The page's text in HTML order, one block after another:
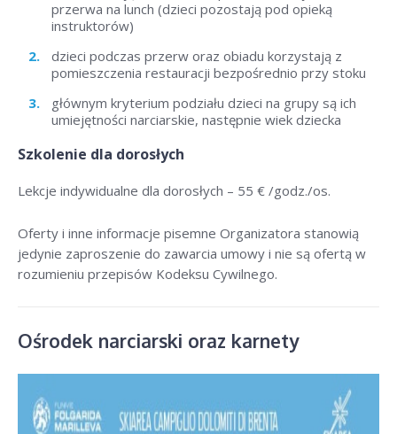
przerwa na lunch (dzieci pozostają pod opieką
instruktorów)
dzieci podczas przerw oraz obiadu korzystają z
pomieszczenia restauracji bezpośrednio przy stoku
głównym kryterium podziału dzieci na grupy są ich
umiejętności narciarskie, następnie wiek dziecka
Szkolenie dla dorosłych
Lekcje indywidualne dla dorosłych – 55 € /godz./os.
Oferty i inne informacje pisemne Organizatora stanowią
jedynie zaproszenie do zawarcia umowy i nie są ofertą w
rozumieniu przepisów Kodeksu Cywilnego.
Ośrodek narciarski oraz karnety